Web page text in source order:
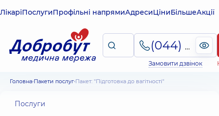
ЛікаріПослугиПрофільні напрямиАдресиЦіниБільшеАкції
(044) 495-2-888
Замовити дзвінок
Головна Пакети послуг Пакет: "Підготовка до вагітності"
Послуги